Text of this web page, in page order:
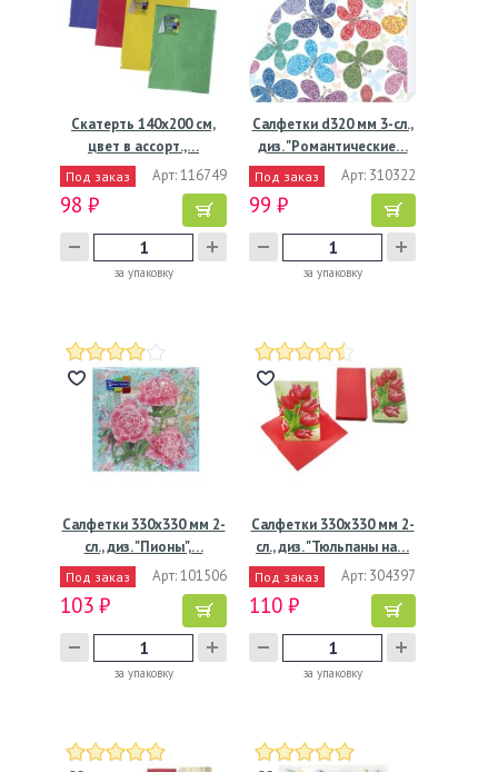
Скатерть 140х200 см,
цвет в ассорт.,…
Под заказ Арт: 116749
98 ₽
за упаковку
Салфетки d320 мм 3-сл.,
диз. "Романтические…
Под заказ Арт: 310322
99 ₽
за упаковку
Салфетки 330х330 мм 2-
сл., диз. "Пионы",…
Под заказ Арт: 101506
103 ₽
за упаковку
Салфетки 330х330 мм 2-
сл., диз. "Тюльпаны на…
Под заказ Арт: 304397
110 ₽
за упаковку